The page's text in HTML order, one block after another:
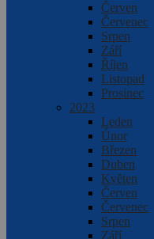
Červen
Červenec
Srpen
Září
Říjen
Listopad
Prosinec
2023
Leden
Únor
Březen
Duben
Květen
Červen
Červenec
Srpen
Září